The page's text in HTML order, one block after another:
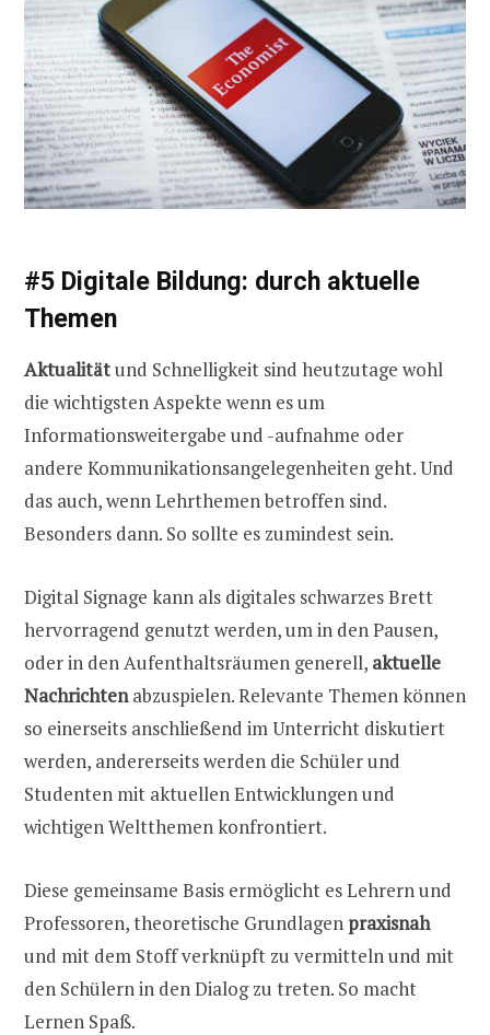
#5 Digitale Bildung: durch aktuelle
Themen
Aktualitätund Schnelligkeit sind heutzutage wohl
die wichtigsten Aspekte wenn es um
Informationsweitergabe und -aufnahme oder
andere Kommunikationsangelegenheiten geht. Und
das auch, wenn Lehrthemen betroffen sind.
Besonders dann. So sollte es zumindest sein.
Digital Signage kann als digitales schwarzes Brett
hervorragend genutzt werden, um in den Pausen,
oder in den Aufenthaltsräumen generell, aktuelle
Nachrichtenabzuspielen. Relevante Themen können
so einerseits anschließend im Unterricht diskutiert
werden, andererseits werden die Schüler und
Studenten mit aktuellen Entwicklungen und
wichtigen Weltthemen konfrontiert.
Diese gemeinsame Basis ermöglicht es Lehrern und
Professoren, theoretische Grundlagen praxisnah
und mit dem Stoff verknüpft zu vermitteln und mit
den Schülern in den Dialog zu treten. So macht
Lernen Spaß.